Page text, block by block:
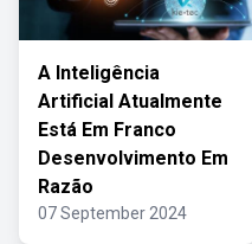
A Inteligência
Artificial Atualmente
Está Em Franco
Desenvolvimento Em
Razão
07 September 2024